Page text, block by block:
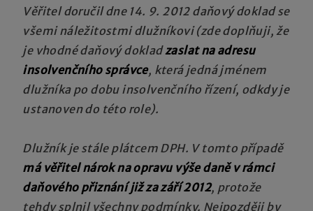
Věřitel doručil dne 14. 9. 2012 daňový doklad se
všemi náležitostmi dlužníkovi (zde doplňuji, že
je vhodné daňový dokladzaslat na adresu
insolvenčního správce, která jedná jménem
dlužníka po dobu insolvenčního řízení, odkdy je
ustanoven do této role).
Dlužník je stále plátcem DPH. V tomto případě
má věřitel nárok na opravu výše daně v rámci
daňového přiznání již za září2012, protože
tehdy splnil všechny podmínky. Nejpozději by